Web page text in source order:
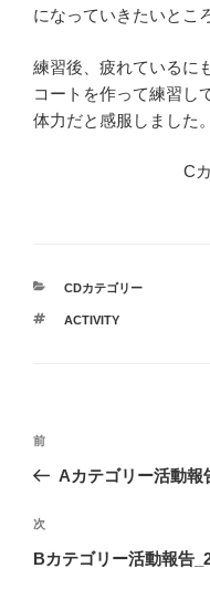
になっていきたいとこ
練習後、疲れているに
コートを作って練習し
体力だと感服しました。
C
カ
ゴ
CDカテゴリー
タ
ACTIVITY
投
ビ
ゲ
前
の
稿
前
Aカテゴリー活動報
次
の
次
Bカテゴリー活動報告